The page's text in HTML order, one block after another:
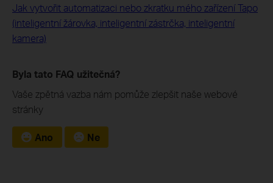
Jak vytvořit automatizaci nebo zkratku mého zařízení Tapo
(inteligentní žárovka, inteligentní zástrčka, inteligentní
kamera)
Byla tato FAQ užitečná?
Vaše zpětná vazba nám pomůže zlepšit naše webové
stránky
Ano Ne